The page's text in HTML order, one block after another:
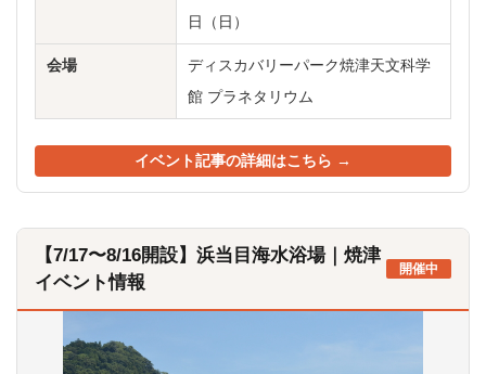
日（日）
会場
ディスカバリーパーク焼津天文科学
館 プラネタリウム
イベント記事の詳細はこちら →
【7/17〜8/16開設】浜当目海水浴場｜焼津
イベント情報
開催中